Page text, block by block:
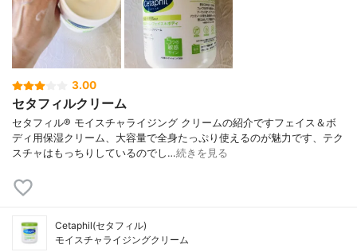
3.00
セタフィルクリーム
セタフィル® モイスチャライジング クリームの紹介ですフェイス＆ボ
ディ用保湿クリーム、大容量で全身たっぷり使えるのが魅力です、テク
スチャはもっちりしているのでし…続きを見る
Cetaphil(セタフィル)
モイスチャライジングクリーム